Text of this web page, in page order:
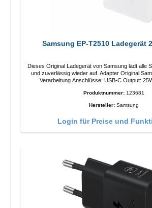
Samsung EP-T2510
Dieses Original Ladegerät von Samsung lädt alle Smartphones schnell
und zuverlässig wieder auf. Adapter Original Samsung Hochwertige
Produktnummer: 123681
Hersteller: Samsung
Login für Preise und